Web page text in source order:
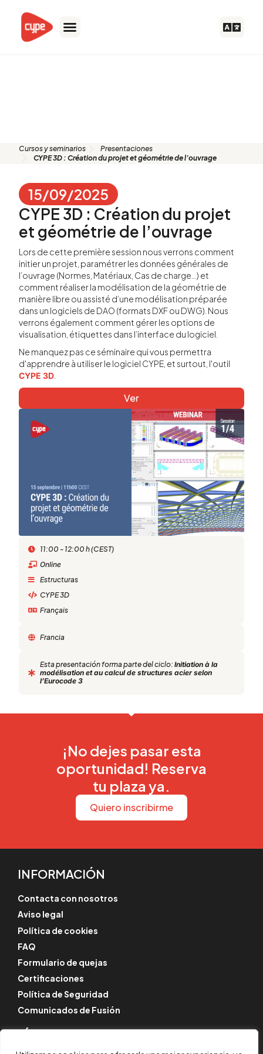
contenido
Cursos y seminarios
Presentaciones
CYPE 3D : Création du projet et géométrie de l’ouvrage
15/09/2025
CYPE 3D : Création du projet
et géométrie de l’ouvrage
Lors de cette première session nous verrons comment
initier un projet, paramétrer les données générales de
l’ouvrage (Normes, Matériaux, Cas de charge…) et
comment réaliser la modélisation de la géométrie de
manière libre ou assisté d’une modélisation préparée
dans un logiciels de DAO (formats DXF ou DWG). Nous
verrons également comment gérer les options de
visualisation, étiquettes dans l’interface du logiciel.
Ne manquez pas ce séminaire qui vous permettra
d'apprendre à utiliser le logiciel CYPE, et surtout, l'outil
CYPE 3D
Ver
11:00 - 12:00 h (CEST)
Online
Estructuras
CYPE 3D
Français
Francia
Esta presentación forma parte del ciclo: Initiation à la
modélisation et au calcul de structures acier selon
l’Eurocode 3
¡No dejes pasar esta
oportunidad! Reserva
tu plaza ya.
Quiero inscribirme
INFORMACIÓN
Contacta con nosotros
Aviso legal
Política de cookies
FAQ
Formulario de quejas
Certificaciones
Política de Seguridad
Comunicados de Fusión
SÍGUENOS